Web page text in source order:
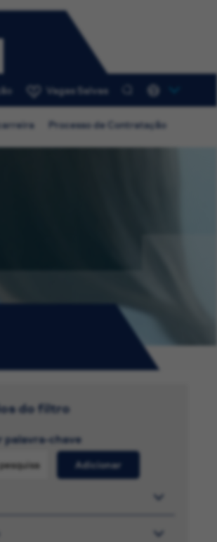
Vagas Salvas
Processo de Contratação
do filtro
palavra-chave
Adicionar